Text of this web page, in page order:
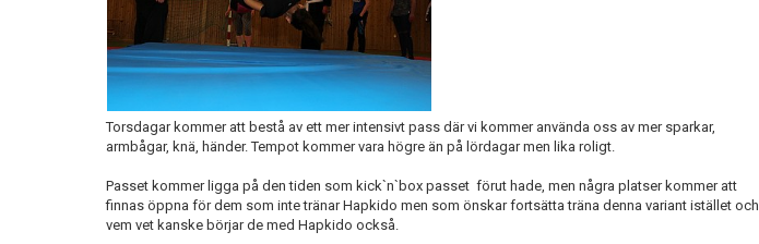
Torsdagar kommer att bestå av ett mer intensivt pass där vi kommer använda oss av mer sparkar,
armbågar, knä, händer. Tempot kommer vara högre än på lördagar men lika roligt.
Passet kommer ligga på den tiden som kick`n`box passet förut hade, men några platser kommer att
finnas öppna för dem som inte tränar Hapkido men som önskar fortsätta träna denna variant istället och
vem vet kanske börjar de med Hapkido också.